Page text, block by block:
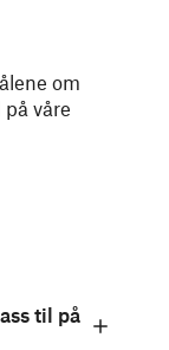
om
våre
til på